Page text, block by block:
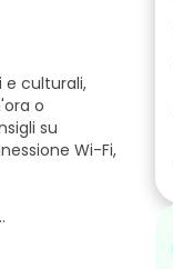
e culturali,
o
su
Wi-Fi,
a